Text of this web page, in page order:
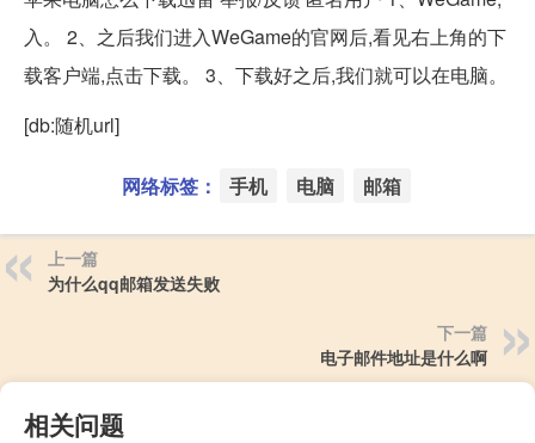
入。 2、之后我们进入WeGame的官网后,看见右上角的下
载客户端,点击下载。 3、下载好之后,我们就可以在电脑。
[db:随机url]
网络标签： 手机 电脑 邮箱
上一篇
为什么qq邮箱发送失败
下一篇
电子邮件地址是什么啊
相关问题